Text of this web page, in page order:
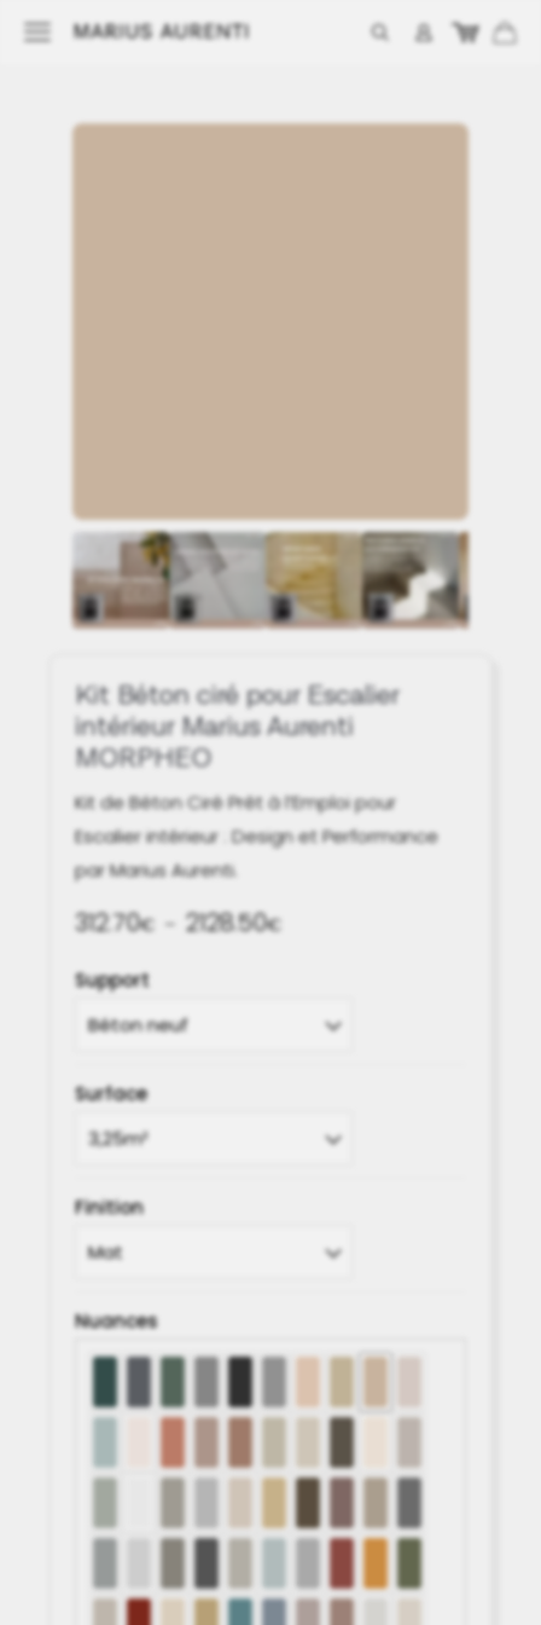
Kit Béton ciré pour Escalier
intérieur Marius Aurenti
MORPHEO
Kit de Béton Ciré Prêt à l’Emploi pour
Escalier intérieur : Design et Performance
par Marius Aurenti.
312.70€ – 2128.50€
312.70€
Support
Surface
Finition
Nuances